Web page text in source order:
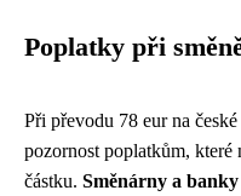
Poplatky při
Při převodu 78 eur na
pozornost poplatkům,
částku. Směnárny a